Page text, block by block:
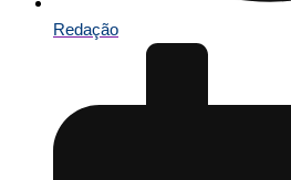
Redação